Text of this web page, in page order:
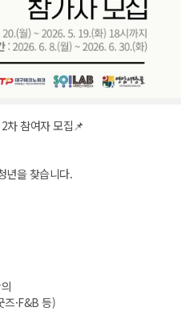
차 참여자 모집📌
년을 찾습니다.
·F&B 등)